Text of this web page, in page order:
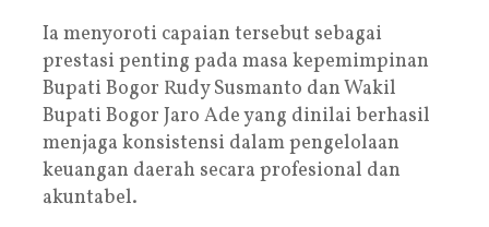
Ia menyoroti capaian tersebut sebagai
prestasi penting pada masa kepemimpinan
Bupati Bogor Rudy Susmanto dan Wakil
Bupati Bogor Jaro Ade yang dinilai berhasil
menjaga konsistensi dalam pengelolaan
keuangan daerah secara profesional dan
akuntabel.